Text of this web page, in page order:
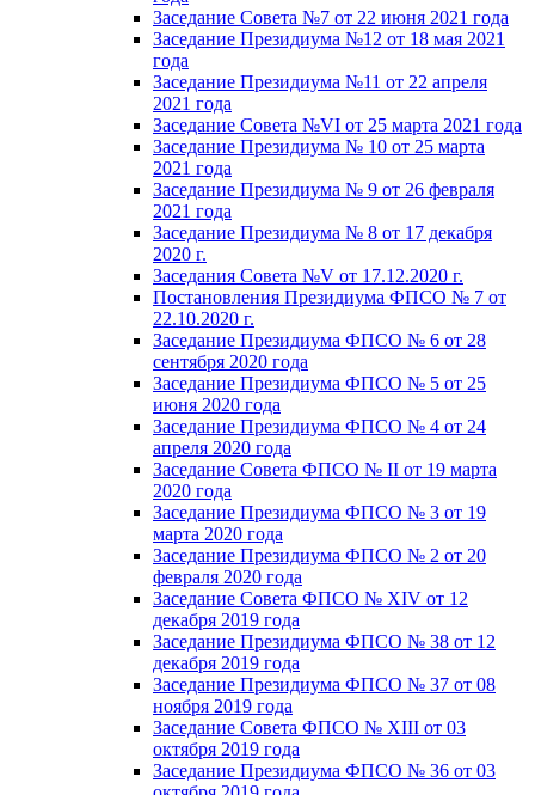
Заседание Совета №7 от 22 июня 2021 года
Заседание Президиума №12 от 18 мая 2021
года
Заседание Президиума №11 от 22 апреля
2021 года
Заседание Совета №VI от 25 марта 2021 года
Заседание Президиума № 10 от 25 марта
2021 года
Заседание Президиума № 9 от 26 февраля
2021 года
Заседание Президиума № 8 от 17 декабря
2020 г.
Заседания Совета №V от 17.12.2020 г.
Постановления Президиума ФПСО № 7 от
22.10.2020 г.
Заседание Президиума ФПСО № 6 от 28
сентября 2020 года
Заседание Президиума ФПСО № 5 от 25
июня 2020 года
Заседание Президиума ФПСО № 4 от 24
апреля 2020 года
Заседание Совета ФПСО № II от 19 марта
2020 года
Заседание Президиума ФПСО № 3 от 19
марта 2020 года
Заседание Президиума ФПСО № 2 от 20
февраля 2020 года
Заседание Совета ФПСО № XIV от 12
декабря 2019 года
Заседание Президиума ФПСО № 38 от 12
декабря 2019 года
Заседание Президиума ФПСО № 37 от 08
ноября 2019 года
Заседание Совета ФПСО № XIII от 03
октября 2019 года
Заседание Президиума ФПСО № 36 от 03